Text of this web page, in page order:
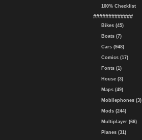
100% Checklist
#############
Bikes (45)
Boats (7)
Cars (948)
Comics (17)
Fonts (1)
House (3)
Maps (49)
Mobilephones (3)
Mods (244)
Multiplayer (66)
Planes (31)